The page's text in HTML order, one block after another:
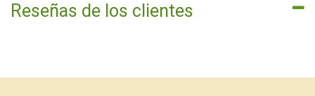
Reseñas de los clientes